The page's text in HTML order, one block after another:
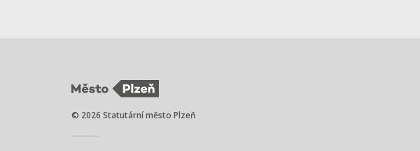
© 2026 Statutární město Plzeň